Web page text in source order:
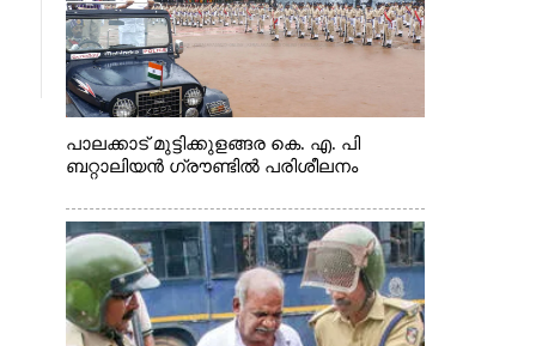
പാലക്കാട് മുട്ടിക്കുളങ്ങര കെ. എ. പി
ബറ്റാലിയൻ ഗ്രൗണ്ടിൽ പരിശീലനം